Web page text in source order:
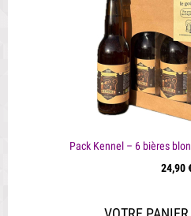
Pack Kennel – 6 bières
24,90